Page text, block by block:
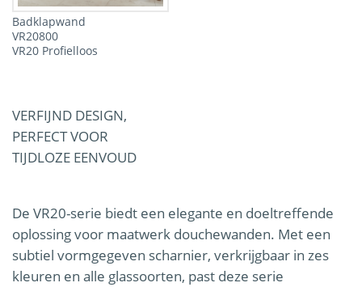
Badklapwand
VR20800
VR20 Profielloos
VERFIJND DESIGN,
PERFECT VOOR
TIJDLOZE EENVOUD
De VR20-serie biedt een elegante en doeltreffende
oplossing voor maatwerk douchewanden. Met een
subtiel vormgegeven scharnier, verkrijgbaar in zes
kleuren en alle glassoorten, past deze serie